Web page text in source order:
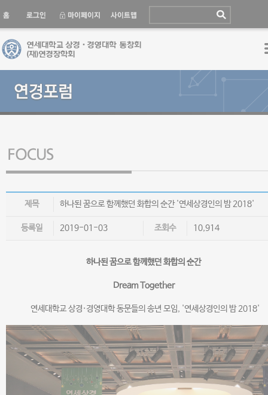
제목 하나된 꿈으로 함께했던 화합의 순간 '연세상경인의 밤 2018'
등록일 2019-01-03 조회수 10,914
하나된 꿈으로 함께했던 화합의 순간
Dream Together
연세대학교 상경·경영대학 동문들의 송년 모임, '연세상경인의 밤 2018'